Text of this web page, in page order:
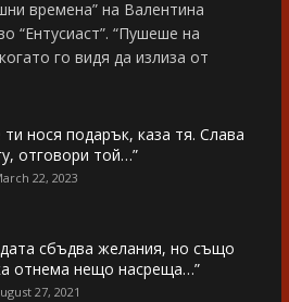
времена” на Валентина
“Ентусиаст”. “Пушеше на
го видя да излиза от
ти нося подарък, каза тя. Слава
отговори той…”
22, 2023
сбъдва желания, но също
отнема нещо насреща…”
27, 2021